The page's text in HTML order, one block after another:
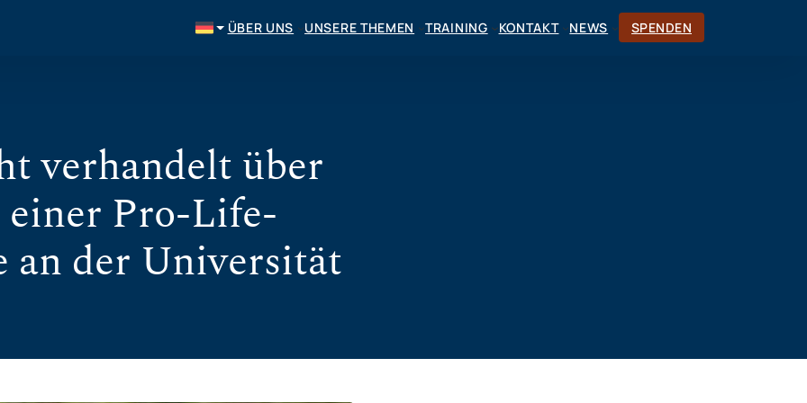
ÜBER UNS UNSERE THEMEN TRAINING KONTAKT NEWS SPENDEN
verhandelt über
Pro-Life-
an der Universität